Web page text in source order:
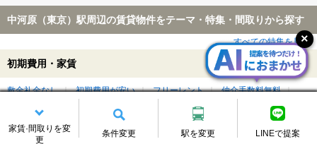
家賃·間取りを変
更
条件変更 駅を変更 LINEで提案
中河原（東京）駅周辺の賃貸物件をテーマ・特集・間取りから探す
すべての特集を見る
初期費用・家賃
敷金礼金なし 初期費用が安い フリーレント
仲介手数料無料
家賃3万円以下
家賃5万円以下 学生割引制度（学割）対象